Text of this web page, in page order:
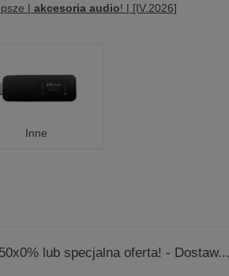
|akcesoria audio! | [IV.2026]
Inne
lub specjalna oferta! - Dostaw...